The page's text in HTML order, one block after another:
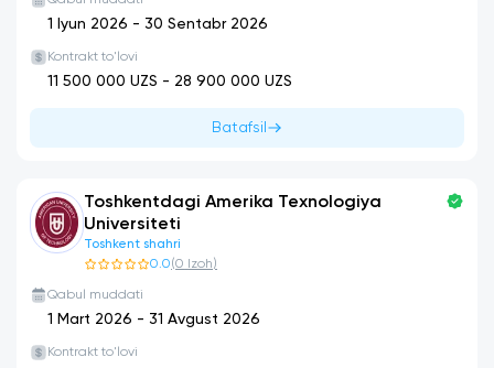
1 Iyun 2026 - 30 Sentabr 2026
Kontrakt to'lovi
11 500 000 UZS - 28 900 000 UZS
Batafsil
Toshkentdagi Amerika Texnologiya
Universiteti
Toshkent shahri
0.0(0 Izoh)
Qabul muddati
1 Mart 2026 - 31 Avgust 2026
Kontrakt to'lovi